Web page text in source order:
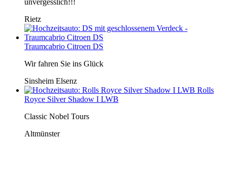
Rietz
Traumcabrio Citroen DS
Wir fahren Sie ins Glück
Sinsheim Elsenz
Rolls
Royce Silver Shadow I LWB
Classic Nobel Tours
Altmünster